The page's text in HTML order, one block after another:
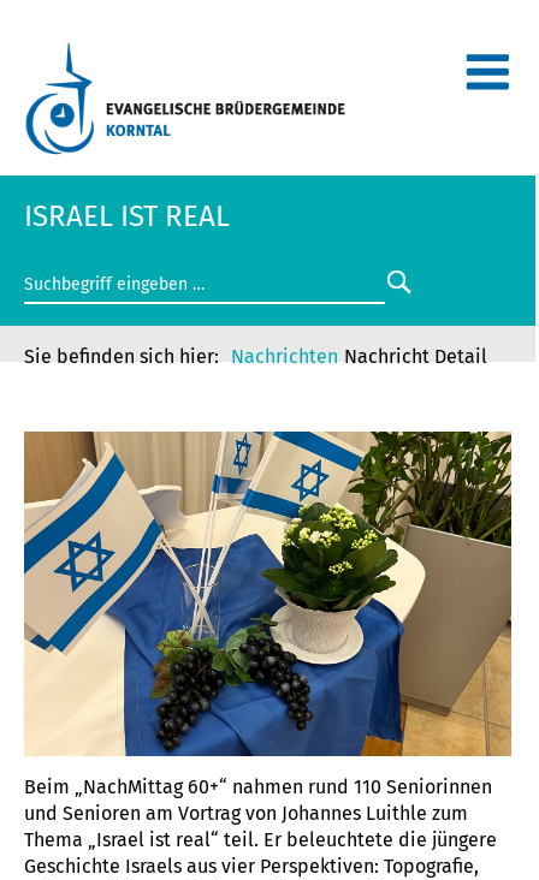
ISRAEL IST REAL
Nachrichten Nachricht Detail
Beim „NachMittag 60+“ nahmen rund 110 Seniorinnen
und Senioren am Vortrag von Johannes Luithle zum
Thema „Israel ist real“ teil. Er beleuchtete die jüngere
Geschichte Israels aus vier Perspektiven: Topografie,